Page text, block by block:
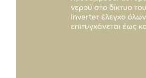
νερού στο δίκτυο
Inverter έλεγχο
επιτυγχάνεται έως